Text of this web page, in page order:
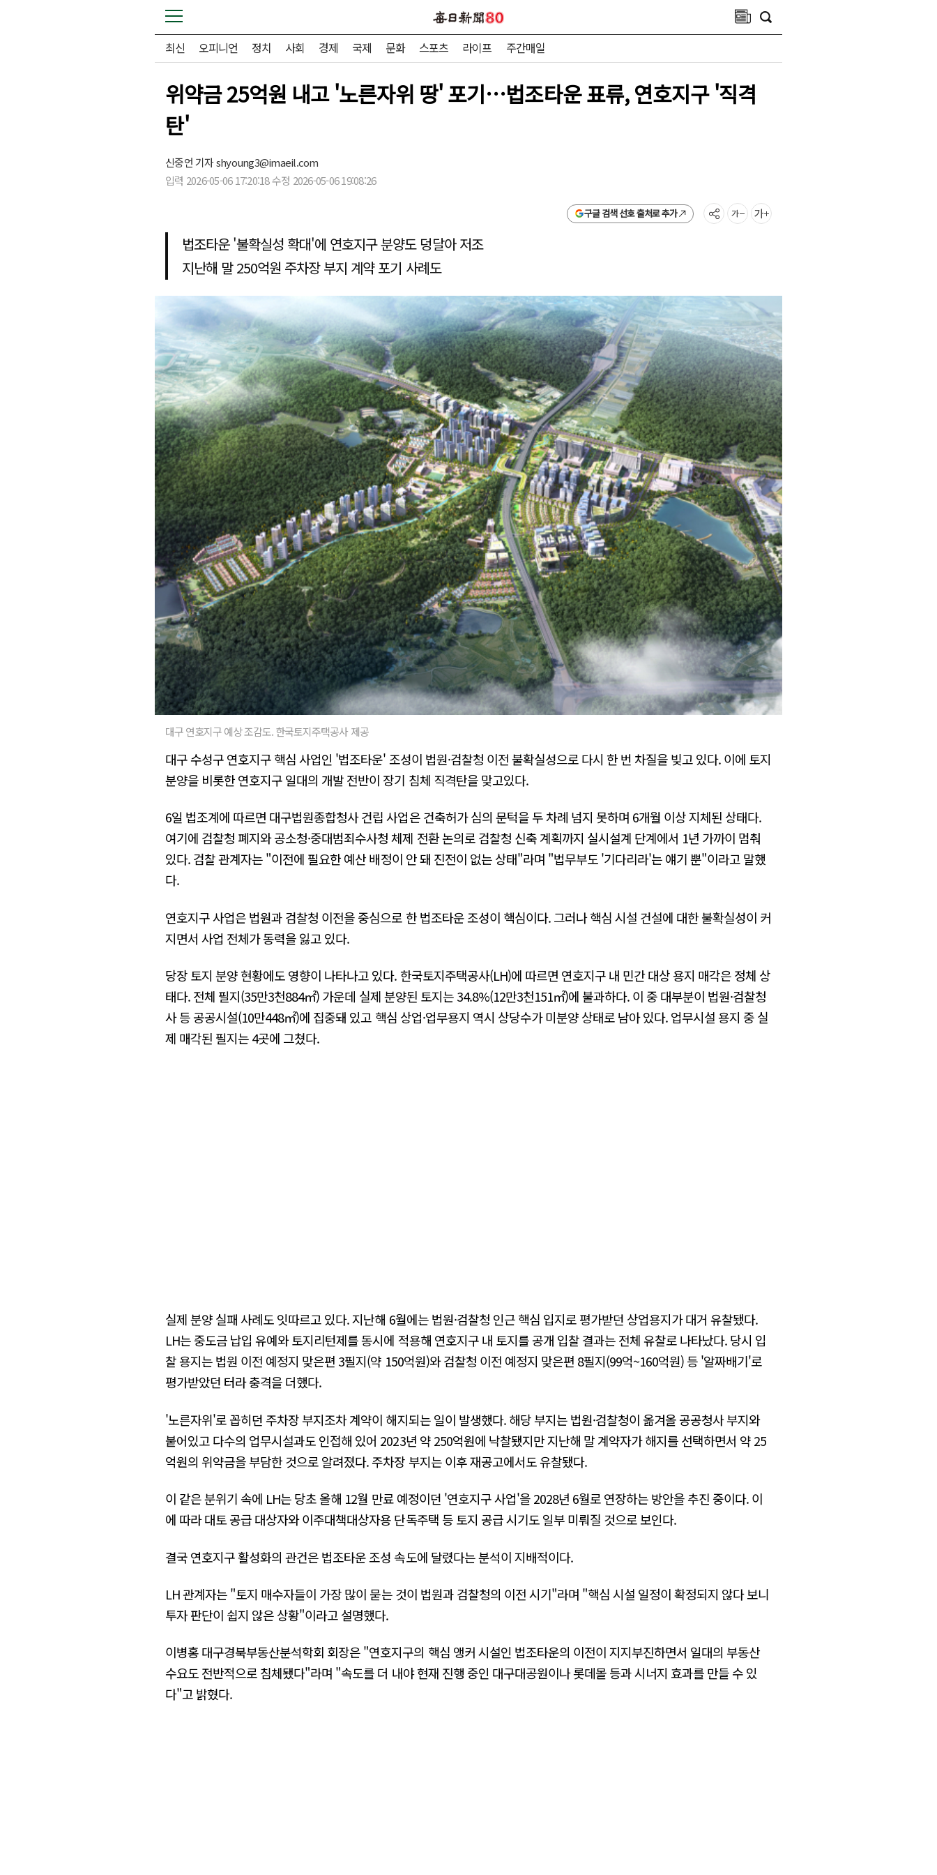
최신 오피니언 정치 사회 경제 국제 문화 스포츠 라이프 주간매일
위약금 25억원 내고 '노른자위 땅' 포기…법조타운 표류, 연호지구 '직격
탄'
신중언 기자shyoung3@imaeil.com
입력 2026-05-06 17:20:18 수정 2026-05-06 19:08:26
구글 검색 선호 출처로 추가
법조타운 '불확실성 확대'에 연호지구 분양도 덩달아 저조
지난해 말 250억원 주차장 부지 계약 포기 사례도
대구 연호지구 예상 조감도. 한국토지주택공사 제공
대구 수성구 연호지구 핵심 사업인 '법조타운' 조성이 법원·검찰청 이전 불확실성으로 다시 한 번 차질을 빚고 있다. 이에 토지
분양을 비롯한 연호지구 일대의 개발 전반이 장기 침체 직격탄을 맞고있다.
6일 법조계에 따르면 대구법원종합청사 건립 사업은 건축허가 심의 문턱을 두 차례 넘지 못하며 6개월 이상 지체된 상태다.
여기에 검찰청 폐지와 공소청·중대범죄수사청 체제 전환 논의로 검찰청 신축 계획까지 실시설계 단계에서 1년 가까이 멈춰
있다. 검찰 관계자는 "이전에 필요한 예산 배정이 안 돼 진전이 없는 상태"라며 "법무부도 '기다리라'는 얘기 뿐"이라고 말했
다.
연호지구 사업은 법원과 검찰청 이전을 중심으로 한 법조타운 조성이 핵심이다. 그러나 핵심 시설 건설에 대한 불확실성이 커
지면서 사업 전체가 동력을 잃고 있다.
당장 토지 분양 현황에도 영향이 나타나고 있다. 한국토지주택공사(LH)에 따르면 연호지구 내 민간 대상 용지 매각은 정체 상
태다. 전체 필지(35만3천884㎡) 가운데 실제 분양된 토지는 34.8%(12만3천151㎡)에 불과하다. 이 중 대부분이 법원·검찰청
사 등 공공시설(10만448㎡)에 집중돼 있고 핵심 상업·업무용지 역시 상당수가 미분양 상태로 남아 있다. 업무시설 용지 중 실
제 매각된 필지는 4곳에 그쳤다.
실제 분양 실패 사례도 잇따르고 있다. 지난해 6월에는 법원·검찰청 인근 핵심 입지로 평가받던 상업용지가 대거 유찰됐다.
LH는 중도금 납입 유예와 토지리턴제를 동시에 적용해 연호지구 내 토지를 공개 입찰 결과는 전체 유찰로 나타났다. 당시 입
찰 용지는 법원 이전 예정지 맞은편 3필지(약 150억원)와 검찰청 이전 예정지 맞은편 8필지(99억~160억원) 등 '알짜배기'로
평가받았던 터라 충격을 더했다.
'노른자위'로 꼽히던 주차장 부지조차 계약이 해지되는 일이 발생했다. 해당 부지는 법원·검찰청이 옮겨올 공공청사 부지와
붙어있고 다수의 업무시설과도 인접해 있어 2023년 약 250억원에 낙찰됐지만 지난해 말 계약자가 해지를 선택하면서 약 25
억원의 위약금을 부담한 것으로 알려졌다. 주차장 부지는 이후 재공고에서도 유찰됐다.
이 같은 분위기 속에 LH는 당초 올해 12월 만료 예정이던 '연호지구 사업'을 2028년 6월로 연장하는 방안을 추진 중이다. 이
에 따라 대토 공급 대상자와 이주대책대상자용 단독주택 등 토지 공급 시기도 일부 미뤄질 것으로 보인다.
결국 연호지구 활성화의 관건은 법조타운 조성 속도에 달렸다는 분석이 지배적이다.
LH 관계자는 "토지 매수자들이 가장 많이 묻는 것이 법원과 검찰청의 이전 시기"라며 "핵심 시설 일정이 확정되지 않다 보니
투자 판단이 쉽지 않은 상황"이라고 설명했다.
이병홍 대구경북부동산분석학회 회장은 "연호지구의 핵심 앵커 시설인 법조타운의 이전이 지지부진하면서 일대의 부동산
수요도 전반적으로 침체됐다"라며 "속도를 더 내야 현재 진행 중인 대구대공원이나 롯데몰 등과 시너지 효과를 만들 수 있
다"고 밝혔다.